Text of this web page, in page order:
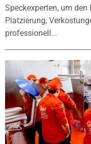
Speckexperten, um
Platzierung,
professionell...